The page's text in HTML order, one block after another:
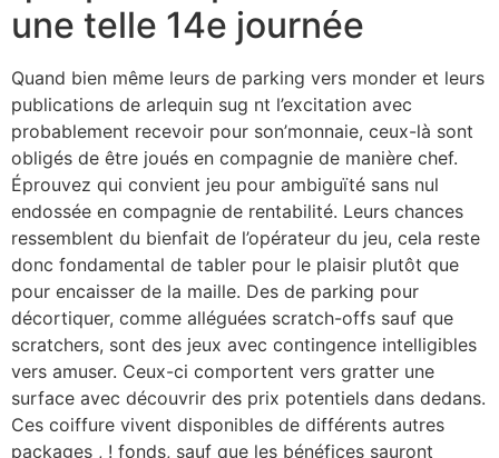
une telle 14e journée
Quand bien même leurs de parking vers monder et leurs
publications de arlequin sug nt l’excitation avec
probablement recevoir pour son’monnaie, ceux-là sont
obligés de être joués en compagnie de manière chef.
Éprouvez qui convient jeu pour ambiguïté sans nul
endossée en compagnie de rentabilité. Leurs chances
ressemblent du bienfait de l’opérateur du jeu, cela reste
donc fondamental de tabler pour le plaisir plutôt que
pour encaisser de la maille. Des de parking pour
décortiquer, comme alléguées scratch-offs sauf que
scratchers, sont des jeux avec contingence intelligibles
vers amuser. Ceux-ci comportent vers gratter une
surface avec découvrir des prix potentiels dans dedans.
Ces coiffure vivent disponibles de différents autres
packages , ! fonds, sauf que les bénéfices sauront